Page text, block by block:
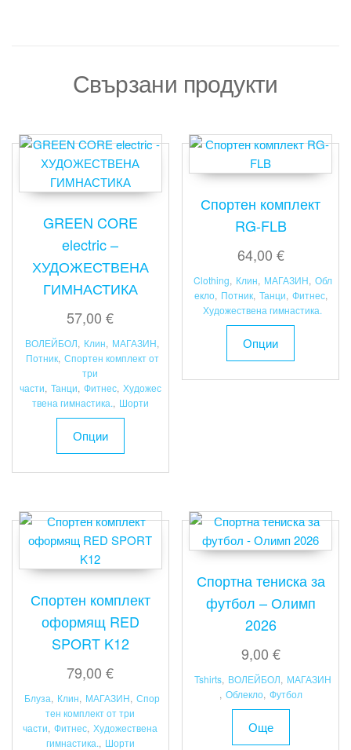
Свързани продукти
GREEN CORE
electric –
ХУДОЖЕСТВЕНА
ГИМНАСТИКА
57,00€
ВОЛЕЙБОЛ, Клин, МАГАЗИН,
Потник, Спортен комплект от
три
части, Танци, Фитнес, Художес
твена гимнастика., Шорти
Опции
This
has
multiple
The
options
be
on
the
product
Спортен комплект
RG-FLB
64,00 €
Clothing, Клин, МАГАЗИН, Обл
екло, Потник, Танци, Фитнес,
Художествена гимнастика.
Опции
This
has
multiple
on
the
product
Спортен комплект
оформящ RED
SPORT K12
79,00€
Блуза, Клин, МАГАЗИН, Спор
тен комплект от три
части, Фитнес, Художествена
гимнастика., Шорти
Спортна тениска за
футбол – Олимп
2026
9,00 €
Tshirts, ВОЛЕЙБОЛ, МАГАЗИН
, Облекло, Футбол
Още